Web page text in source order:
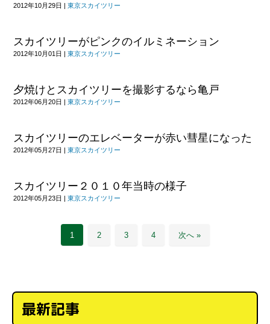
2012年10月29日 | 東京スカイツリー
スカイツリーがピンクのイルミネーション
2012年10月01日 | 東京スカイツリー
夕焼けとスカイツリーを撮影するなら亀戸
2012年06月20日 | 東京スカイツリー
スカイツリーのエレベーターが赤い彗星になった
2012年05月27日 | 東京スカイツリー
スカイツリー２０１０年当時の様子
2012年05月23日 | 東京スカイツリー
1 2 3 4 次へ »
最新記事